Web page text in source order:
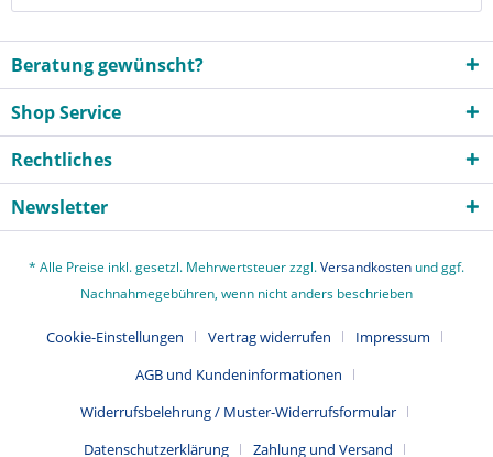
Beratung gewünscht?
Shop Service
Rechtliches
Newsletter
* Alle Preise inkl. gesetzl. Mehrwertsteuer zzgl.Versandkosten und ggf.
Nachnahmegebühren, wenn nicht anders beschrieben
Cookie-Einstellungen Vertrag widerrufen
Impressum
AGB und Kundeninformationen
Widerrufsbelehrung / Muster-Widerrufsformular
Datenschutzerklärung
Zahlung und Versand